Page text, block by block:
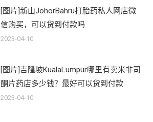
[图片]新山JohorBahru打胎药私人网店微
信购买，可以货到付款吗
2023-04-10
[图片]吉隆坡KualaLumpur哪里有卖米非司
酮片药店多少钱？最好可以货到付款
2023-04-10